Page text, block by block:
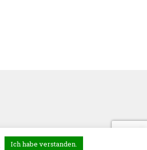
Ich habe verstanden.